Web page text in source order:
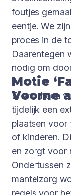
foutjes
eentje. We
proces in de
Daarentegen
nodig om
Motie
Voorne
Er werd een
tijdelijk een
plaatsen voor
of kinderen.
en zorgt voor
Ondertussen
mantelzorg
regels voor